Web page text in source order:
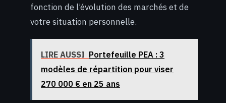
fonction de l’évolution des marchés et de
votre situation personnelle.
LIRE AUSSI Portefeuille PEA : 3
modèles de répartition pour viser
270 000 € en 25 ans